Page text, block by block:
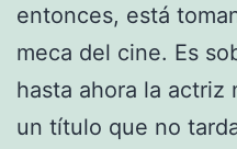
entonces, está
meca del cine. Es
hasta ahora la actriz
un título que no